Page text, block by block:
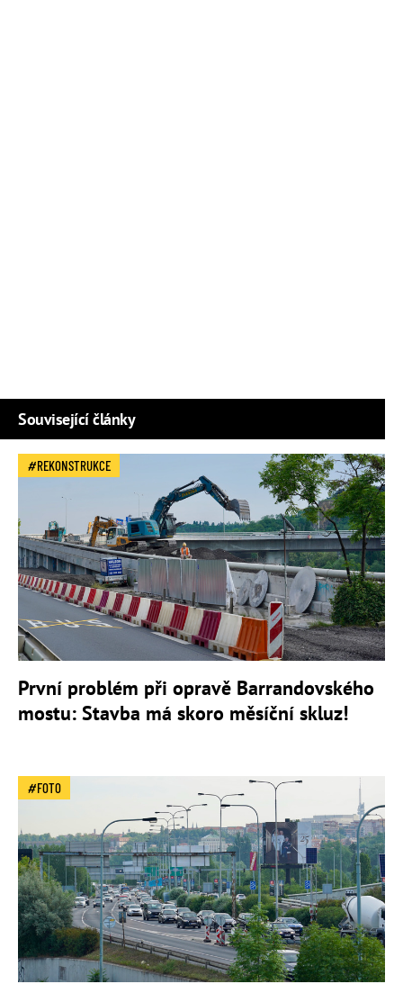
Související články
REKONSTRUKCE
První problém při opravě Barrandovského
mostu: Stavba má skoro měsíční skluz!
FOTO